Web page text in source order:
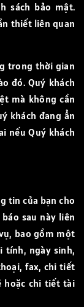
sách bảo mật.
thiết liên quan
trong thời gian
đó. Quý khách
mà không cần
khách đang ẩn
nếu Quý khách
tin của bạn cho
sau này liên
bao gồm một
tính, ngày sinh,
fax, chi tiết
hoặc chi tiết tài